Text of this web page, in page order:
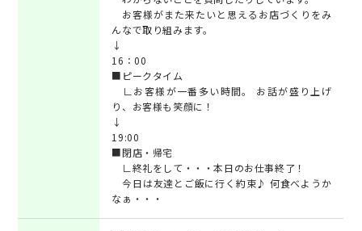
お客様がまた来たいと思えるお店づくりをみ
んなで取り組みます。
↓
16：00
■ピークタイム
∟お客様が一番多い時間。 お話が盛り上げ
り、お客様も笑顔に！
↓
19:00
■閉店・帰宅
∟終礼をして・・・本日のお仕事終了！
今日は友達とご飯に行く約束♪ 何食べようか
なぁ・・・